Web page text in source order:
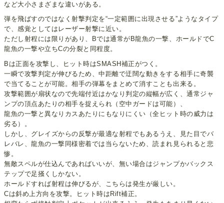
など大小さまざまな違いがある。
弾を飛ばすのではなく射撃判定を“一定範囲に出現させる”ようなタイプ
で、感覚としてはレーザー射撃に近い。
ただし射程には限りがあり、Bでは通常がB龍魚の一撃、ホールドでC
龍魚の一撃や立ちCの分裂と同程度。
Bは正面を攻撃し、ヒット時はSMASH補正がつく。
一瞬で攻撃判定が伸びるため、中距離で迂闊な動きをする相手に奇襲
で当てることが可能。相手の弾幕をまとめて消すことも出来る。
攻撃範囲が扇状なので先端付近はかなり判定の縦幅が広く、通常ジャ
ンプの頂点あたりの相手を捉えられ（空中ガードは可能）、
龍魚の一撃と異なりカスあたりにもなりにくい（全ヒット時の威力は
劣る）。
しかし、グレイズからの反撃が最適な射程でもあるうえ、見た目でバ
レバレ、龍魚の一撃同様密着では当らないため、読まれ見られると悲
惨。
無敵スペルが仕込んであればいいが、無い場合はジャンプかバックス
テップで足掻くしかない。
ホールドすれば射程は伸びるが、こちらは発生が厳しい。
Cは斜め上方向を攻撃。ヒット時はRift補正。